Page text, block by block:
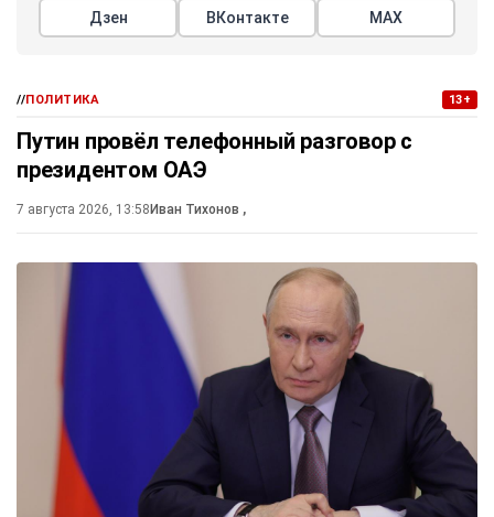
Дзен ВКонтакте МАХ
//ПОЛИТИКА 13+
Путин провёл телефонный разговор с
президентом ОАЭ
7 августа 2026, 13:58 Иван Тихонов ,